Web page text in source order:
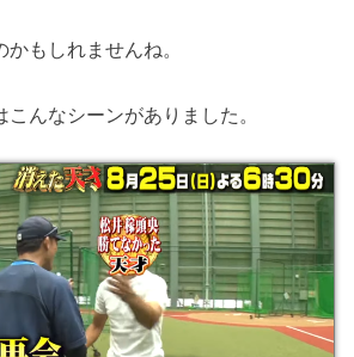
もしれませんね。
んなシーンがありました。